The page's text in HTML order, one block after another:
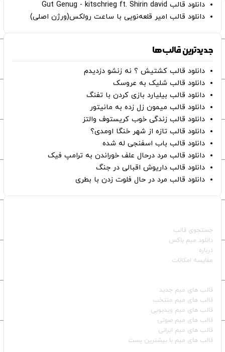
دانلود قالب Gut Genug - kitschrieg ft. Shirin david
دانلود قالب امیر قلعه‌نویی با ساعت رولکس(ورژن اصلی)
جدیدترین قالب‌ها
دانلود قالب کشتیش ؟ نه زنشو دزدیدم
دانلود قالب شلیک به عروسک
دانلود قالب بیلیارد بازی کردن با تفنگ
دانلود قالب میمون زل زده به مانیتور
دانلود قالب زندگی خوب کریستوف والتز
دانلود قالب تازه از شهر خنگا اومدی؟
دانلود قالب باب اسفنجی له شده
دانلود قالب مرد درحال علف خوراندن به ترامپ فیک
دانلود قالب داریوش اقبالی در جنگ
دانلود قالب مرد در حال فلوت زدن با بطری
جستجوی قالب
دانلود میم باکس
درباره
مقایسه امکانات
قالب‌ های میم جدید
قالب‌ های میم منتخب
قالب‌ های میم ویدیویی
قالب‌ های میم صوتی
قالب‌ های میم ایرانی
قالب‌ های میم با بیشترین پست